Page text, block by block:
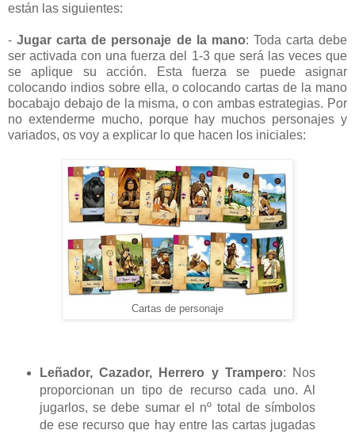
están las siguientes:
-Jugar carta de personaje de la mano: Toda carta debe
ser activada con una fuerza del 1-3 que será las veces que
se aplique su acción. Esta fuerza se puede asignar
colocando indios sobre ella, o colocando cartas de la mano
bocabajo debajo de la misma, o con ambas estrategias. Por
no extenderme mucho, porque hay muchos personajes y
variados, os voy a explicar lo que hacen los iniciales:
Cartas de personaje
Leñador, Cazador, Herrero y Trampero: Nos
proporcionan un tipo de recurso cada uno. Al
jugarlos, se debe sumar el nº total de símbolos
de ese recurso que hay entre las cartas jugadas